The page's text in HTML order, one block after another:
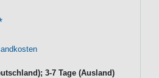
3-7 Tage (Ausland)